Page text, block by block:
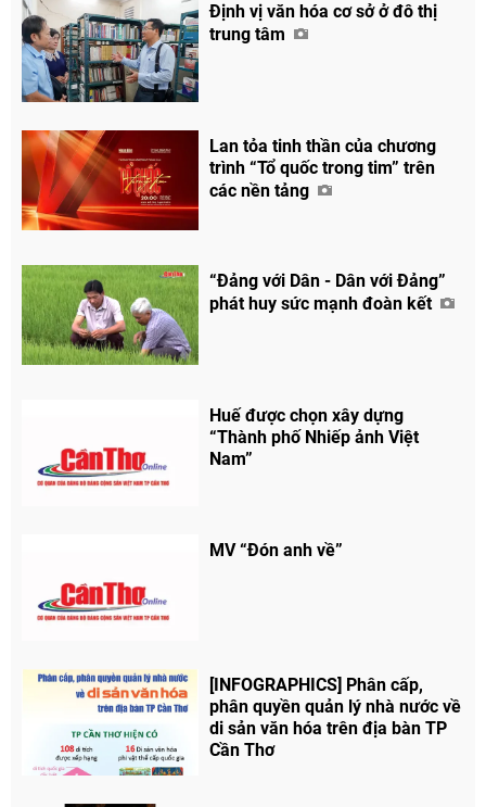
Định vị văn hóa cơ sở ở đô thị
trung tâm
Lan tỏa tinh thần của chương
trình “Tổ quốc trong tim” trên
các nền tảng
“Đảng với Dân - Dân với Đảng”
phát huy sức mạnh đoàn kết
Huế được chọn xây dựng
“Thành phố Nhiếp ảnh Việt
Nam”
MV “Đón anh về”
[INFOGRAPHICS] Phân cấp,
phân quyền quản lý nhà nước về
di sản văn hóa trên địa bàn TP
Cần Thơ